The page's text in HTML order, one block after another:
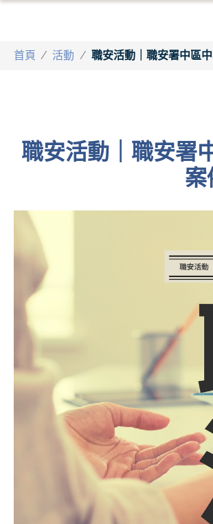
首頁 / 活動 / 職安活動｜職安署中區
職安活動｜職安署
案